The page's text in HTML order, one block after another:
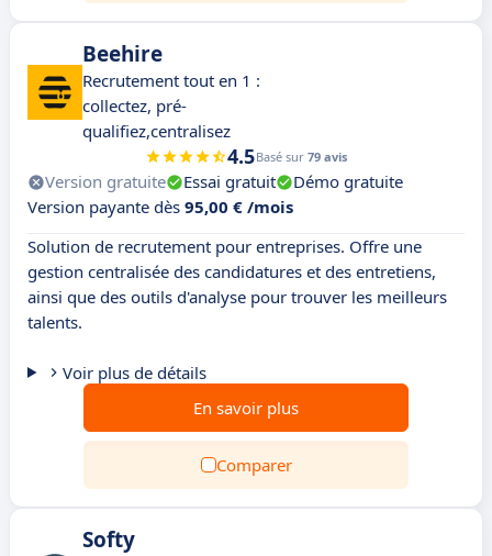
Beehire
Recrutement tout en 1 :
collectez, pré-
qualifiez,centralisez
4.5Basé sur 79 avis
Version gratuite Essai gratuit
Démo gratuite
Version payante dès 95,00 € /mois
Solution de recrutement pour entreprises. Offre une
gestion centralisée des candidatures et des entretiens,
ainsi que des outils d'analyse pour trouver les meilleurs
talents.
Voir plus de détails
En savoir plus
Comparer
Softy